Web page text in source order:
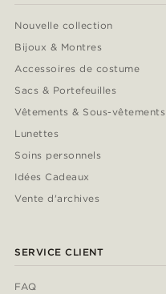
Nouvelle collection
Bijoux & Montres
Accessoires de costume
Sacs & Portefeuilles
Vêtements & Sous-vêtements
Lunettes
Soins personnels
Idées Cadeaux
Vente d'archives
SERVICE CLIENT
FAQ